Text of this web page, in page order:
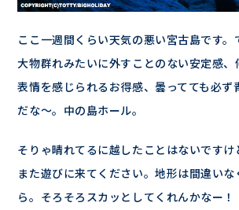
ここ一週間くらい天気の悪い宮古島です。
大物群れみたいに外すことのない安定感、
表情を感じられるお得感、曇ってても必ず
だな～。中の島ホール。
そりゃ晴れてるに越したことはないです
また遊びに来てください。地形は間違い
ら。そろそろスカッとしてくれんかなー